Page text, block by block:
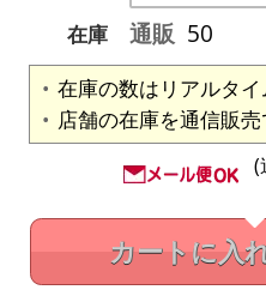
在庫
通販 50
在庫の数はリアルタイ
店舗の在庫を通信販売
(
カートに入